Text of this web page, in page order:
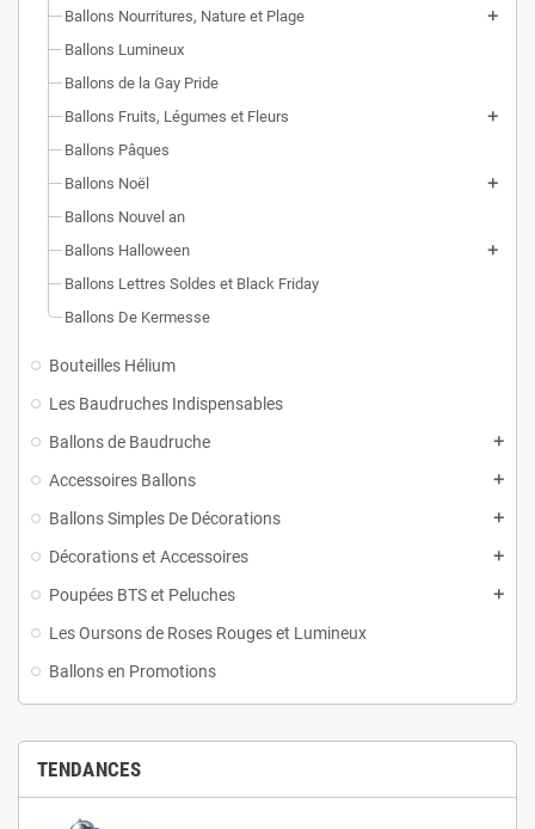
Ballons Nourritures, Nature et Plage
Ballons Lumineux
Ballons de la Gay Pride
Ballons Fruits, Légumes et Fleurs
Ballons Pâques
Ballons Noël
Ballons Nouvel an
Ballons Halloween
Ballons Lettres Soldes et Black Friday
Ballons De Kermesse
Bouteilles Hélium
Les Baudruches Indispensables
Ballons de Baudruche
Accessoires Ballons
Ballons Simples De Décorations
Décorations et Accessoires
Poupées BTS et Peluches
Les Oursons de Roses Rouges et Lumineux
Ballons en Promotions
TENDANCES